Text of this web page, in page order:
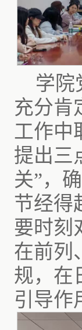
学院
充分肯
工作中
提出三
关”，
节经得
要时刻
在前列
规，在
引导作